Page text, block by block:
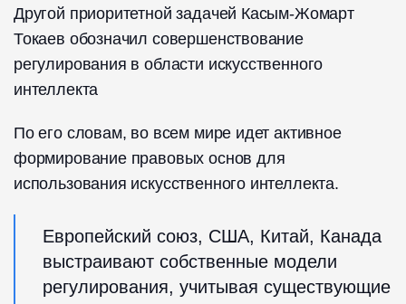
Другой приоритетной задачей Касым-Жомарт
Токаев обозначил совершенствование
регулирования в области искусственного
интеллекта
По его словам, во всем мире идет активное
формирование правовых основ для
использования искусственного интеллекта.
Европейский союз, США, Китай, Канада
выстраивают собственные модели
регулирования, учитывая существующие